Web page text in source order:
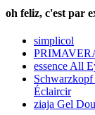
oh feliz, c'est par
simplicol
essence All
Éclaircir
ziaja Gel